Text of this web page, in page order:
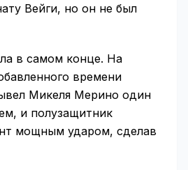
Вейги, но он не был
в самом конце. На
времени
Микеля Мерино один
и полузащитник
мощным ударом, сделав